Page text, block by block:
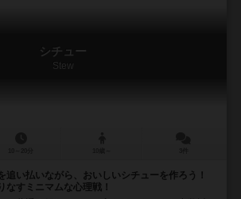
シチュー
Stew
追い払いながら、おいしいシチューを作ろう！
なすミニマムな心理戦！